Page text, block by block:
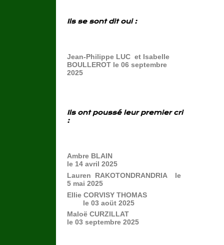
Ils se sont dit oui :
Jean-Philippe LUC et Isabelle
BOULLEROT le 06 septembre
2025
Ils ont poussé leur premier cri
:
Ambre BLAIN
le 14 avril 2025
Lauren RAKOTONDRANDRIA le
5 mai 2025
Ellie CORVISY THOMAS
le 03 aoüt 2025
Maloë CURZILLAT
le 03 septembre 2025